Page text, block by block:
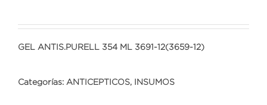
GEL ANTIS.PURELL 354 ML 3691-12(3659-12)
Categorías: ANTICEPTICOS INSUMOS